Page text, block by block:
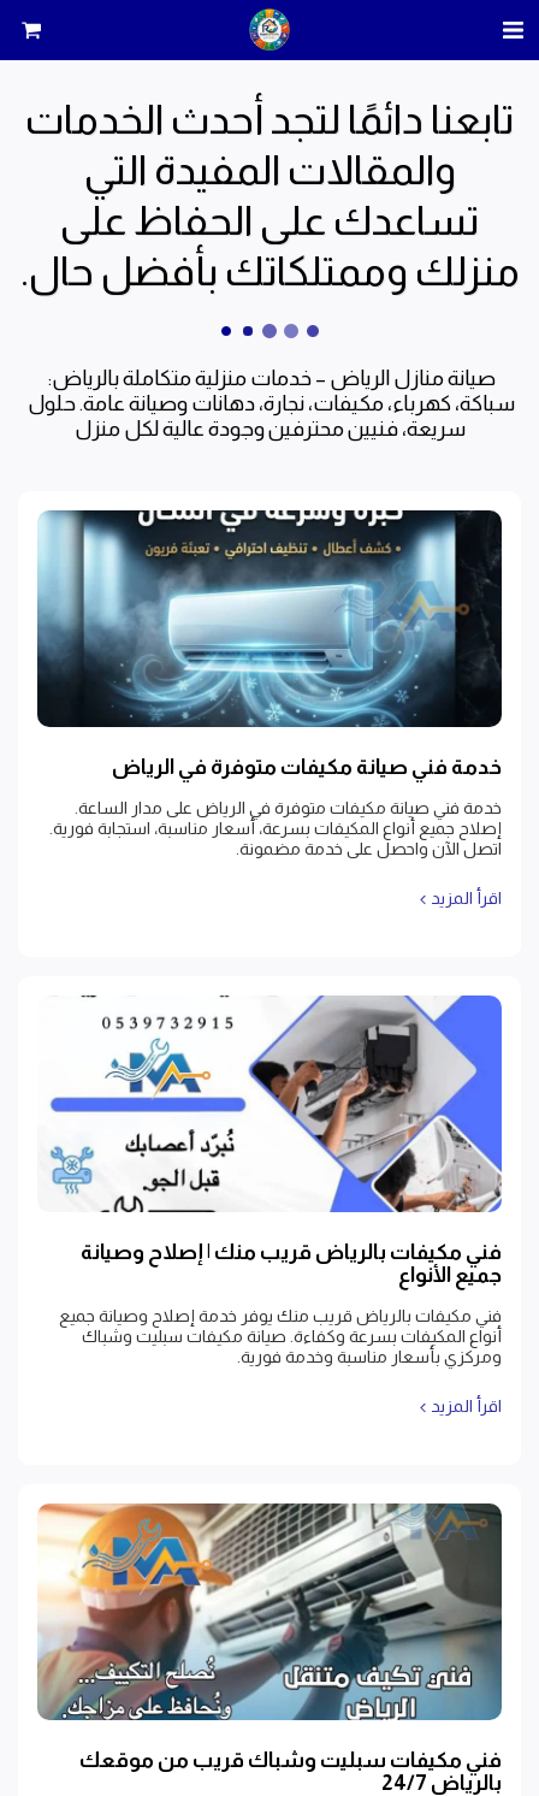
تابعنا دائمًا لتجد أحدث الخدمات
والمقالات المفيدة التي
تساعدك على الحفاظ على
منزلك وممتلكاتك بأفضل حال.
سريعة، فنيين محترفين وجودة عالية لكل منزل
خدمة فني صيانة مكيفات متوفرة في الرياض
خدمة فني صيانة مكيفات متوفرة في الرياض على مدار الساعة.
إصلاح جميع أنواع المكيفات بسرعة، أسعار مناسبة، استجابة فورية.
اتصل الآن واحصل على خدمة مضمونة.
اقرأ المزيد
فني مكيفات بالرياض قريب منك | إصلاح وصيانة
جميع الأنواع
فني مكيفات بالرياض قريب منك يوفر خدمة إصلاح وصيانة جميع
أنواع المكيفات بسرعة وكفاءة. صيانة مكيفات سبليت وشباك
ومركزي بأسعار مناسبة وخدمة فورية.
اقرأ المزيد
فني مكيفات سبليت وشباك قريب من موقعك
بالرياض 24/7